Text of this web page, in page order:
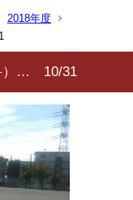
2018年度
）… 10/31